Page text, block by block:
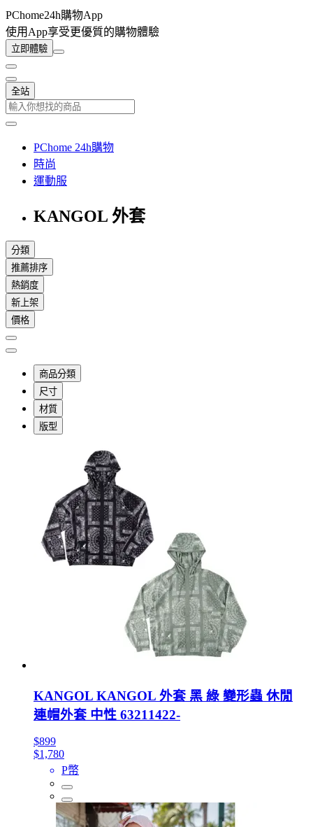
PChome24h購物App
使用App享受更優質的購物體驗
立即體驗
全站
PChome 24h購物
時尚
運動服
KANGOL 外套
分類
推薦排序
熱銷度
新上架
價格
商品分類
尺寸
材質
版型
KANGOL KANGOL 外套 黑 綠 變形蟲 休閒
連帽外套 中性 63211422-
$899
$1,780
P幣